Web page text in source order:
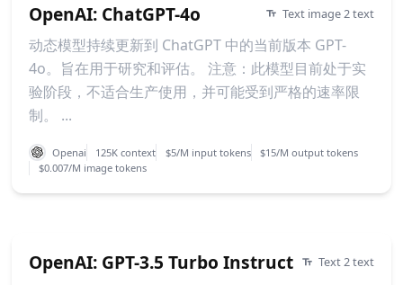
OpenAI: ChatGPT-4o Text image 2 text
动态模型持续更新到 ChatGPT 中的当前版本 GPT-
4o。旨在用于研究和评估。 注意：此模型目前处于实
验阶段，不适合生产使用，并可能受到严格的速率限
制。 ...
Openai 125K context $5/M input tokens
$15/M output tokens
$0.007/M image tokens
OpenAI: GPT-3.5 Turbo Instruct Text 2 text